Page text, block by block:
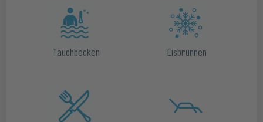
Tauchbecken Eisbrunnen